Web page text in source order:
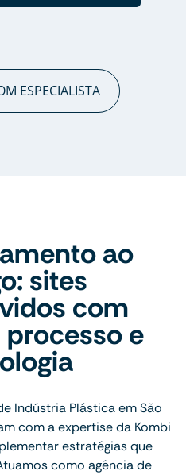
ESPECIALISTA
ao
sites
com
e
Indústria Plástica em São
com a expertise da Kombi
estratégias que
como agência de